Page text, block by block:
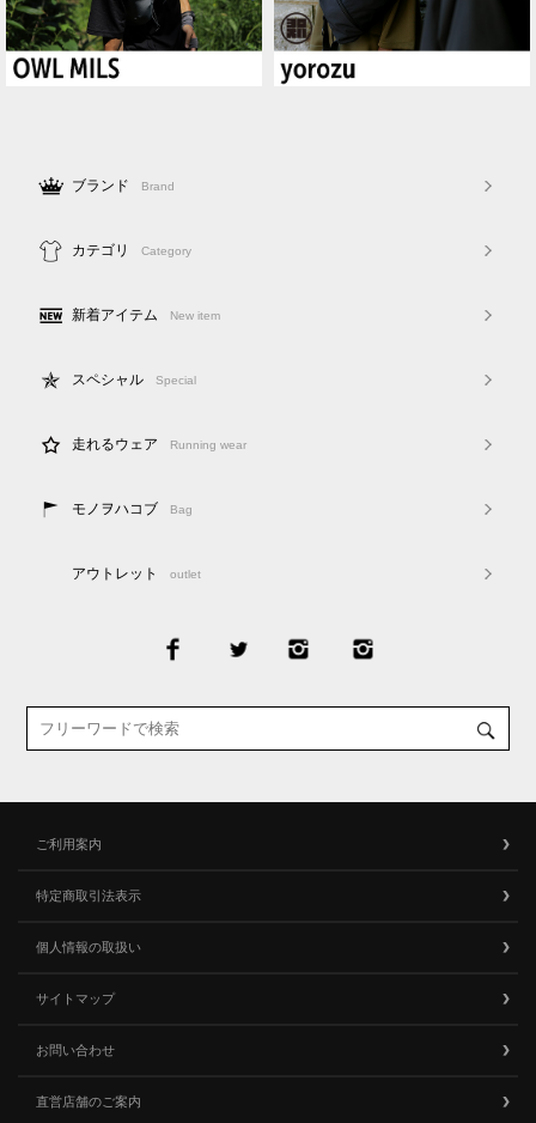
ブランド Brand
カテゴリ Category
新着アイテム New item
スペシャル Special
走れるウェア Running wear
モノヲハコブ Bag
アウトレット outlet
ご利用案内
特定商取引法表示
個人情報の取扱い
サイトマップ
お問い合わせ
直営店舗のご案内